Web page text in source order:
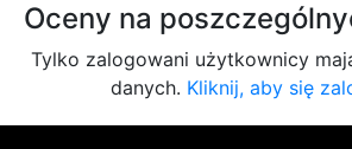
Oceny na
Tylko zalogowani użytkownicy
danych. Kliknij, aby się